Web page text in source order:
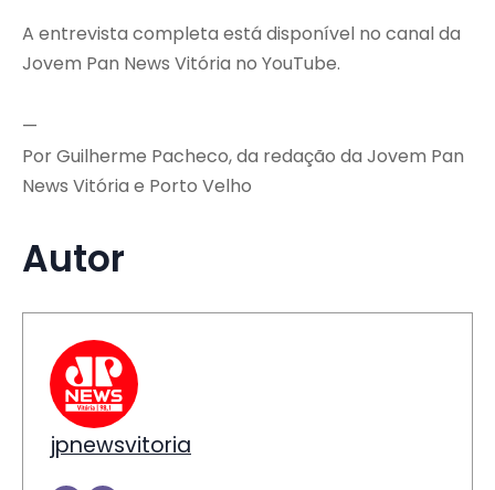
A entrevista completa está disponível no canal da
Jovem Pan News Vitória no YouTube.
—
Por Guilherme Pacheco, da redação da Jovem Pan
News Vitória e Porto Velho
Autor
jpnewsvitoria